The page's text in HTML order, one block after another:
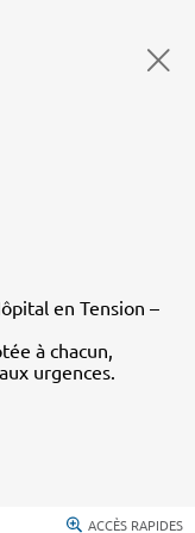
en Tension –
à chacun,
urgences.
ACCÈS RAPIDES